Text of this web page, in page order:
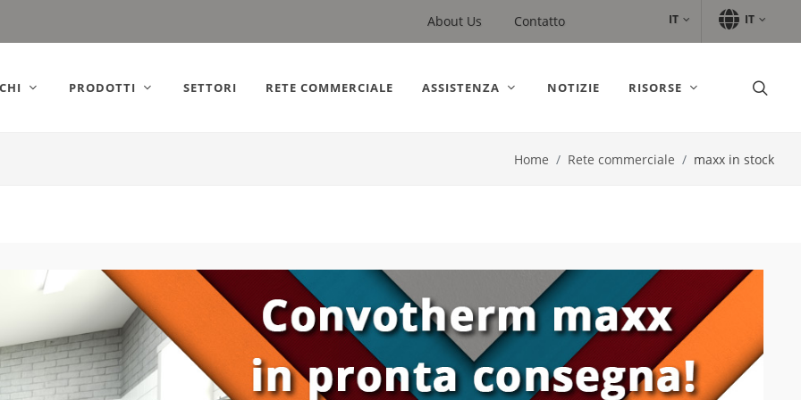
About Us Contatto IT IT
PRODOTTI SETTORI RETE COMMERCIALE ASSISTENZA NOTIZIE RISORSE
Home Rete commerciale maxx in stock